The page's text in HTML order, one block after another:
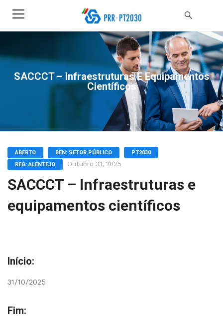
SACCCT – Infraestruturas E Equipamentos
Científicos
ABERTO BEN: SETOR PÚBLICO
PT2030
REG: ALENTEJO
Outubro 31, 2025
SACCCT – Infraestruturas e
equipamentos científicos
Início:
31/10/2025
Fim: